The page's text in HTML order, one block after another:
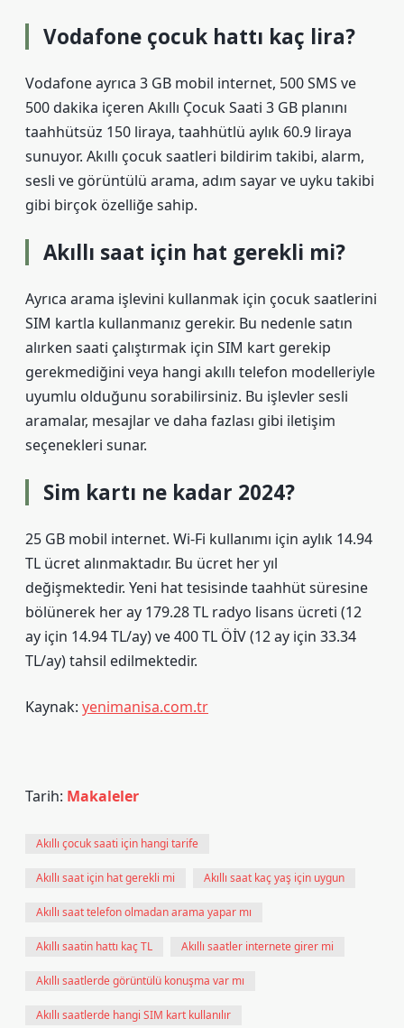
Vodafone çocuk hattı kaç lira?
Vodafone ayrıca 3 GB mobil internet, 500 SMS ve
500 dakika içeren Akıllı Çocuk Saati 3 GB planını
taahhütsüz 150 liraya, taahhütlü aylık 60.9 liraya
sunuyor. Akıllı çocuk saatleri bildirim takibi, alarm,
sesli ve görüntülü arama, adım sayar ve uyku takibi
gibi birçok özelliğe sahip.
Akıllı saat için hat gerekli mi?
Ayrıca arama işlevini kullanmak için çocuk saatlerini
SIM kartla kullanmanız gerekir. Bu nedenle satın
alırken saati çalıştırmak için SIM kart gerekip
gerekmediğini veya hangi akıllı telefon modelleriyle
uyumlu olduğunu sorabilirsiniz. Bu işlevler sesli
aramalar, mesajlar ve daha fazlası gibi iletişim
seçenekleri sunar.
Sim kartı ne kadar 2024?
25 GB mobil internet. Wi-Fi kullanımı için aylık 14.94
TL ücret alınmaktadır. Bu ücret her yıl
değişmektedir. Yeni hat tesisinde taahhüt süresine
bölünerek her ay 179.28 TL radyo lisans ücreti (12
ay için 14.94 TL/ay) ve 400 TL ÖİV (12 ay için 33.34
TL/ay) tahsil edilmektedir.
Kaynak: yenimanisa.com.tr
Tarih: Makaleler
Akıllı çocuk saati için hangi tarife
Akıllı saat için hat gerekli mi Akıllı saat kaç yaş için uygun
Akıllı saat telefon olmadan arama yapar mı
Akıllı saatin hattı kaç TL Akıllı saatler internete girer mi
Akıllı saatlerde görüntülü konuşma var mı
Akıllı saatlerde hangi SIM kart kullanılır